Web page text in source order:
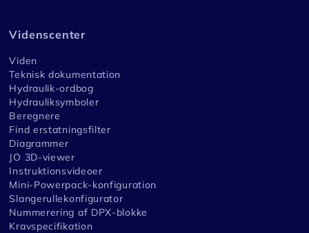
Videnscenter
Viden
Teknisk dokumentation
Hydraulik-ordbog
Hydrauliksymboler
Beregnere
Find erstatningsfilter
Diagrammer
JO 3D-viewer
Instruktionsvideoer
Mini-Powerpack-konfiguration
Slangerullekonfigurator
Nummerering af DPX-blokke
Kravspecifikation